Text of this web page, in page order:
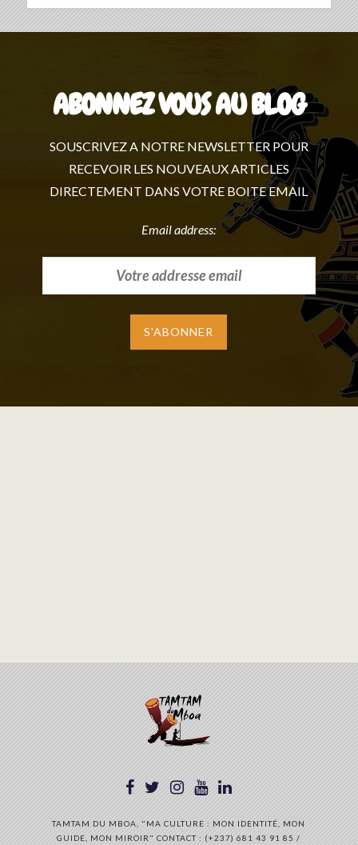
ABONNEZ VOUS AU BLOG
SOUSCRIVEZ A NOTRE NEWSLETTER POUR
RECEVOIR LES NOUVEAUX ARTICLES
DIRECTEMENT DANS VOTRE BOITE EMAIL
Email address:
TAMTAM DU MBOA, "MA CULTURE : MON IDENTITÉ, MON
GUIDE, MON MIROIR" CONTACT : (+237) 681 43 91 85 /